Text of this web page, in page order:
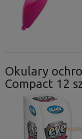
Okulary
Compact 12